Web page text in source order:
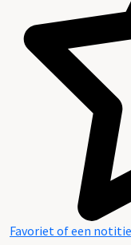
Favoriet of een